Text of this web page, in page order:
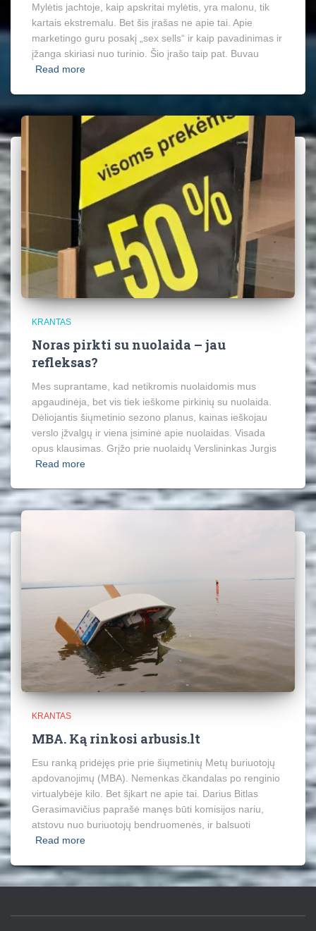
Mylėtis jachtoje, kaip apskritai mylėtis, yra malonu, tik
kartais ekstremalu. Bet šis įrašas ne apie tai. Apie
marketingo guru posakį „sex sells“ ir kaip pavadinimas ir
įžanga skiriasi nuo turinio. Šio įrašo taip pat. Buvau
Read more
KRANTAS
Noras pirkti su nuolaida – jau
refleksas?
Mes suprantame, kad netikromis nuolaidomis mus
apgaudinėja, bet vis tiek ieškome pirkinių su nuolaida.
Dėliojantis šiųmetinio sezono planus, kainas ieškojau
verslo įžvalgų ir viena įsiminė apie nuolaidas. Visada
opus klausimas. Grįžo prie nuolaidų Verslininkas Jurgis
Read more
KRANTAS
MBA. Ką rinkosi arbusis.lt
Esu ranką pridėjęs prie prie šiųmetinių Metų buriuotojų
apdovanojimų (MBA). Nemenkas čkandalas po renginio
virtualybėje kilo. Bet šįkart ne apie tai. Darius Bitlas
Gerasimavičius paprašė manęs būti komisijos nariu,
atstovu nuo buriuotojų bendruomenės, ir balsuoti
Read more